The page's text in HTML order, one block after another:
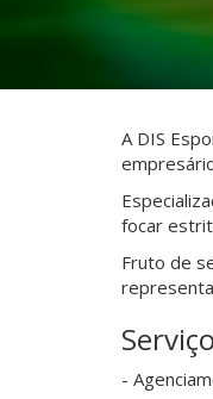
A DIS
focar
Fruto de
-